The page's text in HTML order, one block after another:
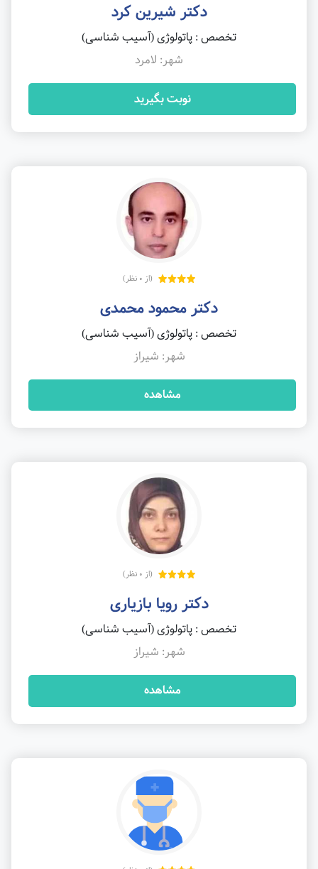
دکتر شیرین کرد
تخصص : پاتولوژی (آسیب شناسی)
شهر: لامرد
نوبت بگیرید
(از 0 نظر)
دکتر محمود محمدی
تخصص : پاتولوژی (آسیب شناسی)
شهر: شیراز
مشاهده
(از 0 نظر)
دکتر رویا بازیاری
تخصص : پاتولوژی (آسیب شناسی)
شهر: شیراز
مشاهده